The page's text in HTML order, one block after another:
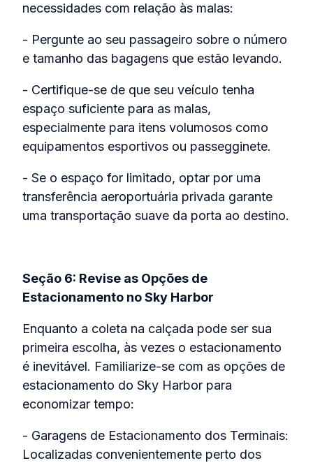
necessidades com relação às malas:
- Pergunte ao seu passageiro sobre o número
e tamanho das bagagens que estão levando.
- Certifique-se de que seu veículo tenha
espaço suficiente para as malas,
especialmente para itens volumosos como
equipamentos esportivos ou passegginete.
- Se o espaço for limitado, optar por uma
transferência aeroportuária privada garante
uma transportação suave da porta ao destino.
Seção 6: Revise as Opções de
Estacionamento no Sky Harbor
Enquanto a coleta na calçada pode ser sua
primeira escolha, às vezes o estacionamento
é inevitável. Familiarize-se com as opções de
estacionamento do Sky Harbor para
economizar tempo:
- Garagens de Estacionamento dos Terminais:
Localizadas convenientemente perto dos